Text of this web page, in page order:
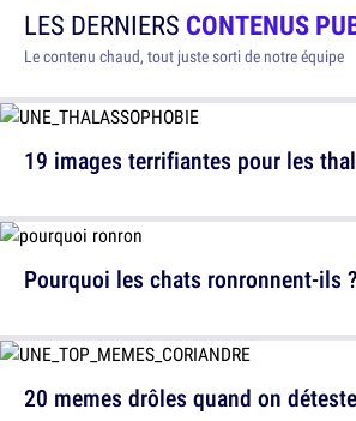
LES DERNIERS CONTENUS
Le contenu chaud, tout juste sorti de notre équipe
19 images terrifiantes pour les
20 memes drôles quand on
Pourquoi les chats ronronnent-ils ?